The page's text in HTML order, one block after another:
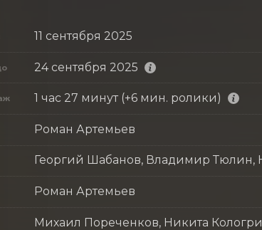
11 сентября 2025
24 сентября 2025
1 час 27 минут (+6 мин. ролики)
Роман Артемьев
Георгий Шабанов, Владимир Тюлин,
Роман Артемьев
Михаил Пореченков, Никита